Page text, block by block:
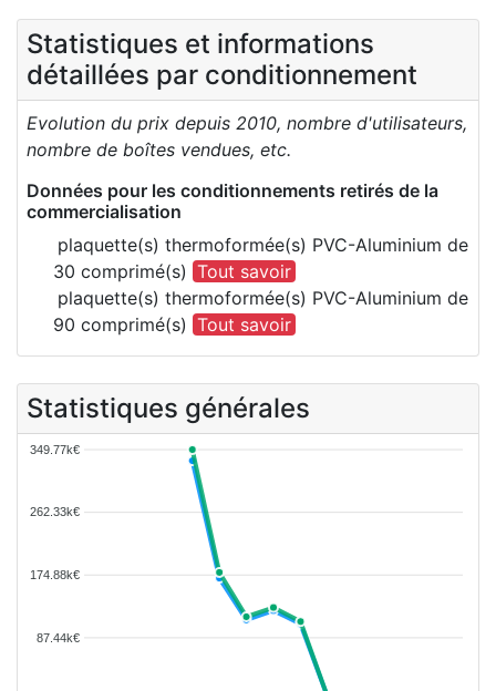
Statistiques et informations
détaillées par conditionnement
Evolution du prix depuis 2010, nombre d'utilisateurs,
nombre de boîtes vendues, etc.
Données pour les conditionnements retirés de la
commercialisation
plaquette(s) thermoformée(s) PVC-Aluminium de
30 comprimé(s) Tout savoir
plaquette(s) thermoformée(s) PVC-Aluminium de
90 comprimé(s) Tout savoir
Statistiques générales
349.77k€
262.33k€
174.88k€
87.44k€